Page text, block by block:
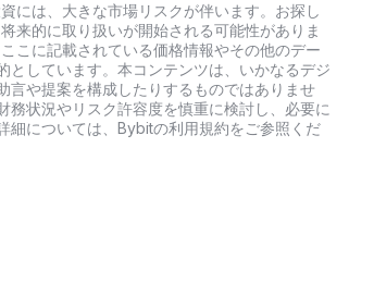
には、大きな市場リスクが伴います。お探し
来的に取り扱いが開始される可能性がありま
こに記載されている価格情報やその他のデー
としています。本コンテンツは、いかなるデジ
言や提案を構成したりするものではありませ
務状況やリスク許容度を慎重に検討し、必要に
細については、Bybitの利用規約をご参照くだ